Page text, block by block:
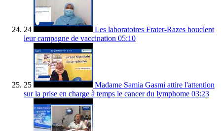
24
Les laboratoires Frater-Razes bouclent
leur campagne de vaccination 05:10
25
Madame Samia Gasmi attire l'attention
sur la prise en charge à temps le cancer du lymphome 03:23